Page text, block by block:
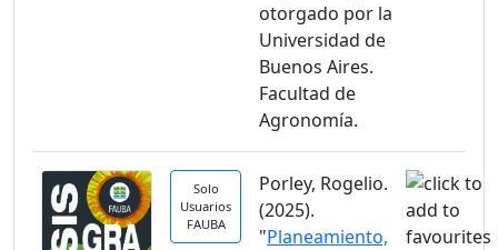
otorgado por la
Universidad de
Buenos Aires.
Facultad de
Agronomía.
Solo
Usuarios
FAUBA
Porley, Rogelio.
(2025).
"Planeamiento,